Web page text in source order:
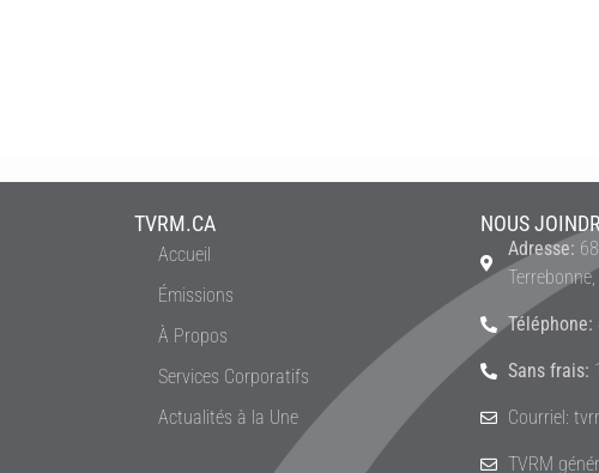
TVRM.CA
Accueil
Émissions
À Propos
Services Corporatifs
Actualités à la Une
NOUS
Adresse:
Téléphone:
Sans frais:
Courriel:
TVRM